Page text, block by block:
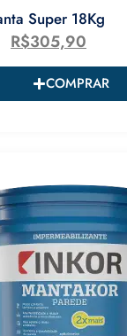
Super 18Kg
R$305,90
COMPRAR